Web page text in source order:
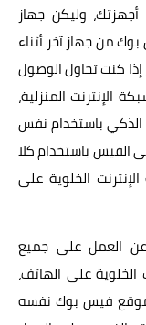
وليكن جهاز
من جهاز آخر أثناء
كنت تحاول الوصول
الإنترنت المنزلية،
باستخدام نفس
الفيس باستخدام كلا
الخلوية على
العمل على جميع
الخلوية على الهاتف،
فيس بوك نفسه